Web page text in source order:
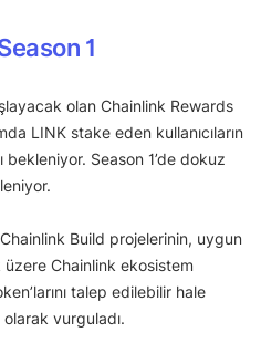
1
olan Chainlink Rewards
LINK stake eden kullanıcıların
Season 1’de dokuz
Build projelerinin, uygun
üzere Chainlink ekosistem
talep edilebilir hale
vurguladı.